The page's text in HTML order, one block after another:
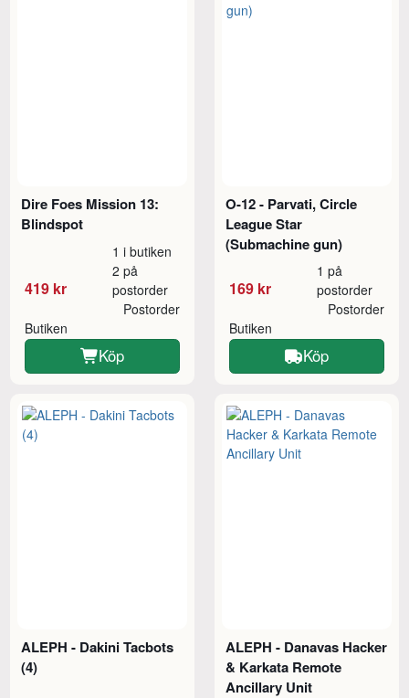
Dire Foes Mission 13:
Blindspot
419 kr
1 i butiken
2 på
postorder
Butiken
Postorder
Köp
O-12 - Parvati, Circle
League Star
(Submachine gun)
169 kr
1 på
postorder
Butiken
Postorder
Köp
ALEPH - Dakini Tacbots
(4)
ALEPH - Danavas Hacker
& Karkata Remote
Ancillary Unit